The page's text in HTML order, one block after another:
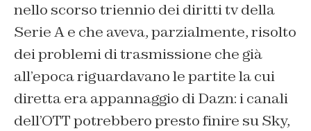
nello scorso triennio dei diritti tv della
Serie A e che aveva, parzialmente, risolto
dei problemi di trasmissione che già
all’epoca riguardavano le partite la cui
diretta era appannaggio di Dazn: i canali
dell’OTT potrebbero presto finire su Sky,